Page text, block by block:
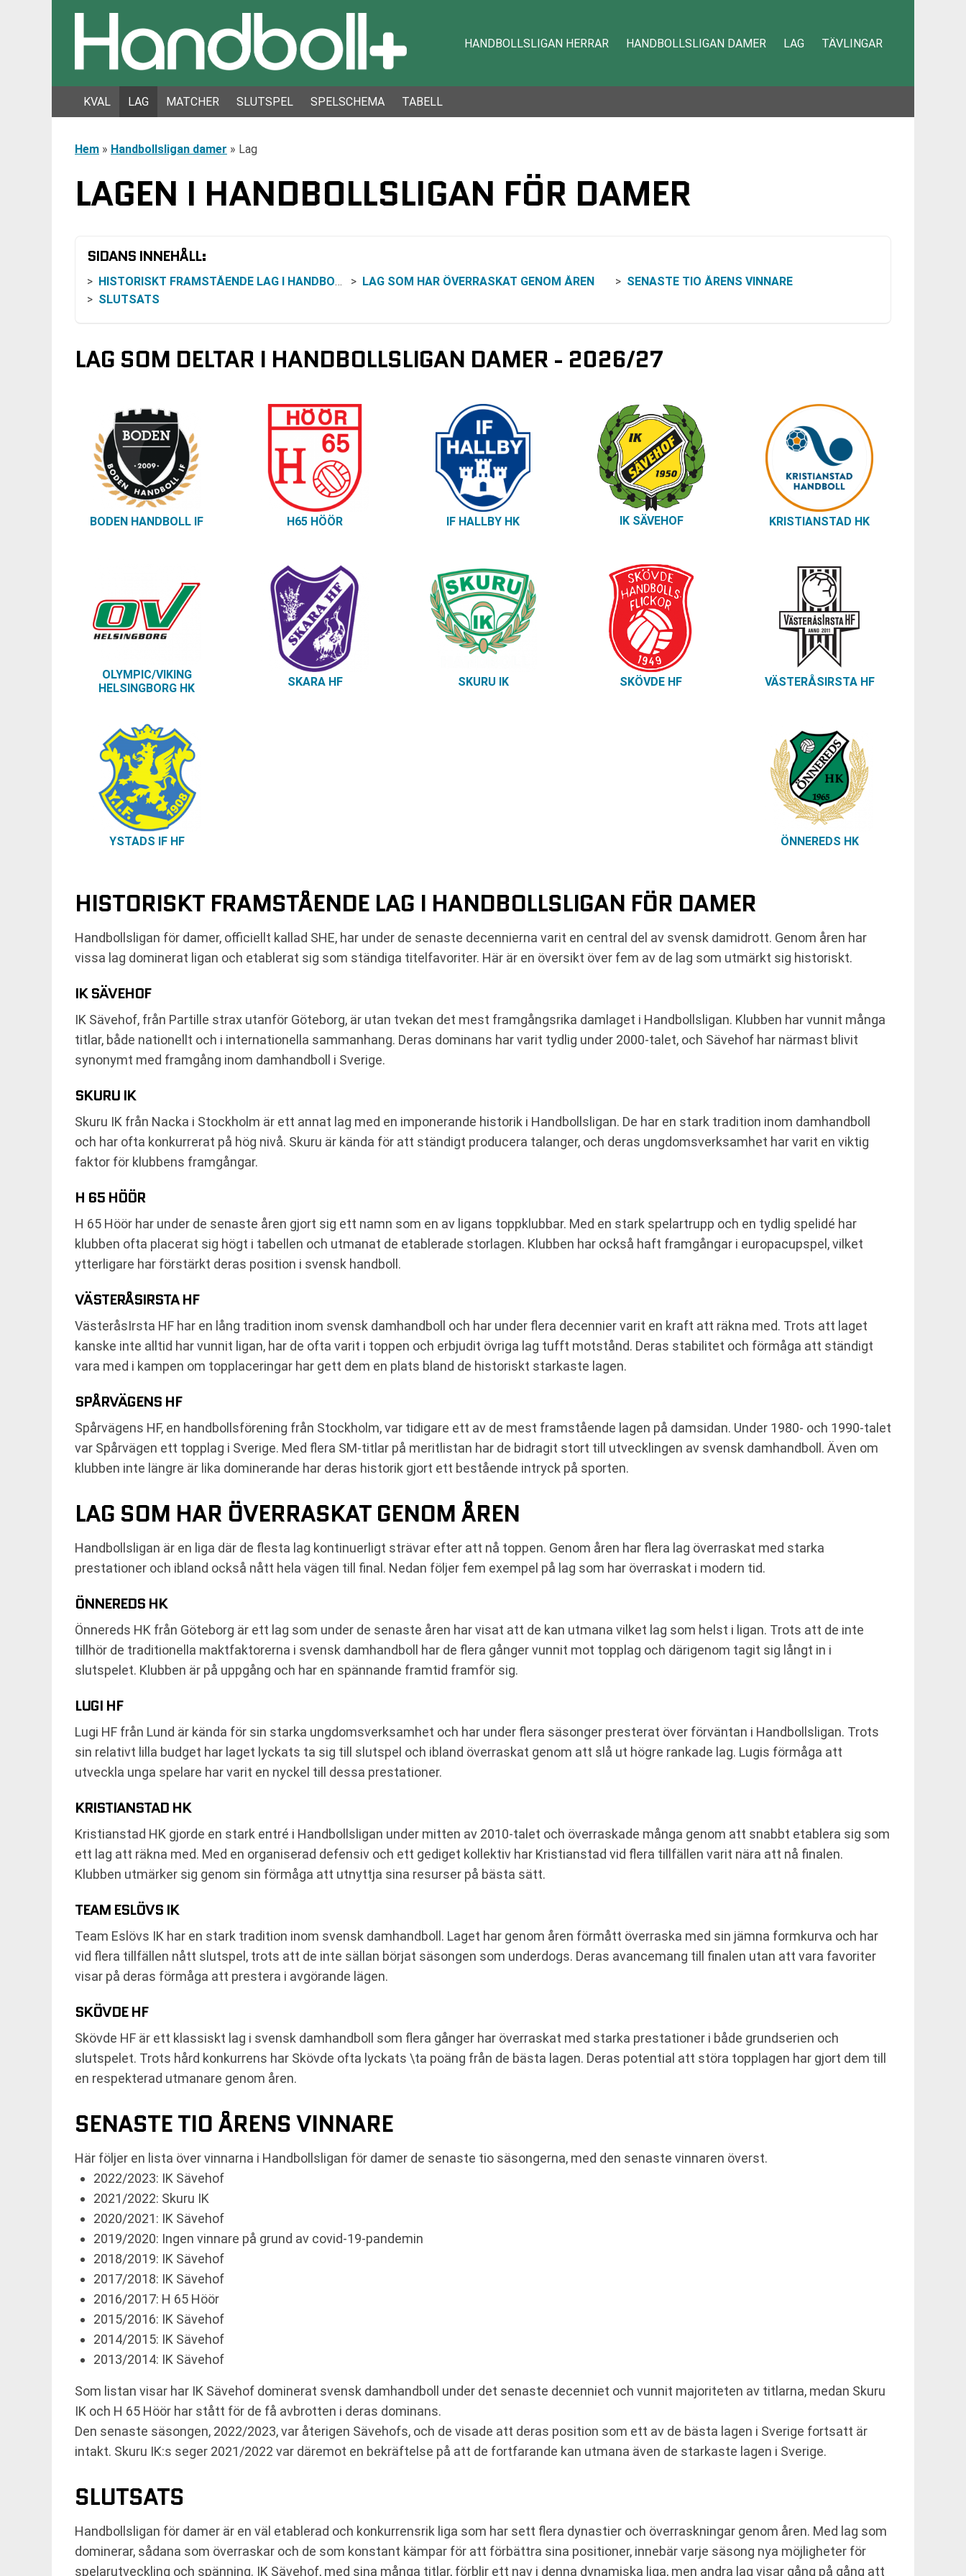
HANDBOLLSLIGAN HERRAR HANDBOLLSLIGAN DAMER LAG TÄVLINGAR
KVAL LAG MATCHER SLUTSPEL SPELSCHEMA TABELL
Hem » Handbollsligan damer » Lag
LAGEN I HANDBOLLSLIGAN FÖR DAMER
SIDANS INNEHÅLL:
HISTORISKT FRAMSTÅENDE LAG I HANDBOLLSLIGAN FÖR DAMER LAG SOM HAR ÖVERRASKAT GENOM ÅREN
SENASTE TIO ÅRENS VINNARE
SLUTSATS
LAG SOM DELTAR I HANDBOLLSLIGAN DAMER - 2026/27
BODEN HANDBOLL IF H65 HÖÖR IF HALLBY HK IK SÄVEHOF KRISTIANSTAD HK
OLYMPIC/VIKING
HELSINGBORG HK
SKARA HF SKURU IK SKÖVDE HF VÄSTERÅSIRSTA HF
YSTADS IF HF ÖNNEREDS HK
HISTORISKT FRAMSTÅENDE LAG I HANDBOLLSLIGAN FÖR DAMER
Handbollsligan för damer, officiellt kallad SHE, har under de senaste decennierna varit en central del av svensk damidrott. Genom åren har
vissa lag dominerat ligan och etablerat sig som ständiga titelfavoriter. Här är en översikt över fem av de lag som utmärkt sig historiskt.
IK SÄVEHOF
IK Sävehof, från Partille strax utanför Göteborg, är utan tvekan det mest framgångsrika damlaget i Handbollsligan. Klubben har vunnit många
titlar, både nationellt och i internationella sammanhang. Deras dominans har varit tydlig under 2000-talet, och Sävehof har närmast blivit
synonymt med framgång inom damhandboll i Sverige.
SKURU IK
Skuru IK från Nacka i Stockholm är ett annat lag med en imponerande historik i Handbollsligan. De har en stark tradition inom damhandboll
och har ofta konkurrerat på hög nivå. Skuru är kända för att ständigt producera talanger, och deras ungdomsverksamhet har varit en viktig
faktor för klubbens framgångar.
H 65 HÖÖR
H 65 Höör har under de senaste åren gjort sig ett namn som en av ligans toppklubbar. Med en stark spelartrupp och en tydlig spelidé har
klubben ofta placerat sig högt i tabellen och utmanat de etablerade storlagen. Klubben har också haft framgångar i europacupspel, vilket
ytterligare har förstärkt deras position i svensk handboll.
VÄSTERÅSIRSTA HF
VästeråsIrsta HF har en lång tradition inom svensk damhandboll och har under flera decennier varit en kraft att räkna med. Trots att laget
kanske inte alltid har vunnit ligan, har de ofta varit i toppen och erbjudit övriga lag tufft motstånd. Deras stabilitet och förmåga att ständigt
vara med i kampen om topplaceringar har gett dem en plats bland de historiskt starkaste lagen.
SPÅRVÄGENS HF
Spårvägens HF, en handbollsförening från Stockholm, var tidigare ett av de mest framstående lagen på damsidan. Under 1980- och 1990-talet
var Spårvägen ett topplag i Sverige. Med flera SM-titlar på meritlistan har de bidragit stort till utvecklingen av svensk damhandboll. Även om
klubben inte längre är lika dominerande har deras historik gjort ett bestående intryck på sporten.
LAG SOM HAR ÖVERRASKAT GENOM ÅREN
Handbollsligan är en liga där de flesta lag kontinuerligt strävar efter att nå toppen. Genom åren har flera lag överraskat med starka
prestationer och ibland också nått hela vägen till final. Nedan följer fem exempel på lag som har överraskat i modern tid.
ÖNNEREDS HK
Önnereds HK från Göteborg är ett lag som under de senaste åren har visat att de kan utmana vilket lag som helst i ligan. Trots att de inte
tillhör de traditionella maktfaktorerna i svensk damhandboll har de flera gånger vunnit mot topplag och därigenom tagit sig långt in i
slutspelet. Klubben är på uppgång och har en spännande framtid framför sig.
LUGI HF
Lugi HF från Lund är kända för sin starka ungdomsverksamhet och har under flera säsonger presterat över förväntan i Handbollsligan. Trots
sin relativt lilla budget har laget lyckats ta sig till slutspel och ibland överraskat genom att slå ut högre rankade lag. Lugis förmåga att
utveckla unga spelare har varit en nyckel till dessa prestationer.
KRISTIANSTAD HK
Kristianstad HK gjorde en stark entré i Handbollsligan under mitten av 2010-talet och överraskade många genom att snabbt etablera sig som
ett lag att räkna med. Med en organiserad defensiv och ett gediget kollektiv har Kristianstad vid flera tillfällen varit nära att nå finalen.
Klubben utmärker sig genom sin förmåga att utnyttja sina resurser på bästa sätt.
TEAM ESLÖVS IK
Team Eslövs IK har en stark tradition inom svensk damhandboll. Laget har genom åren förmått överraska med sin jämna formkurva och har
vid flera tillfällen nått slutspel, trots att de inte sällan börjat säsongen som underdogs. Deras avancemang till finalen utan att vara favoriter
visar på deras förmåga att prestera i avgörande lägen.
SKÖVDE HF
Skövde HF är ett klassiskt lag i svensk damhandboll som flera gånger har överraskat med starka prestationer i både grundserien och
slutspelet. Trots hård konkurrens har Skövde ofta lyckats \ta poäng från de bästa lagen. Deras potential att störa topplagen har gjort dem till
en respekterad utmanare genom åren.
SENASTE TIO ÅRENS VINNARE
Här följer en lista över vinnarna i Handbollsligan för damer de senaste tio säsongerna, med den senaste vinnaren överst.
2022/2023: IK Sävehof
2021/2022: Skuru IK
2020/2021: IK Sävehof
2019/2020: Ingen vinnare på grund av covid-19-pandemin
2018/2019: IK Sävehof
2017/2018: IK Sävehof
2016/2017: H 65 Höör
2015/2016: IK Sävehof
2014/2015: IK Sävehof
2013/2014: IK Sävehof
Som listan visar har IK Sävehof dominerat svensk damhandboll under det senaste decenniet och vunnit majoriteten av titlarna, medan Skuru
IK och H 65 Höör har stått för de få avbrotten i deras dominans.
Den senaste säsongen, 2022/2023, var återigen Sävehofs, och de visade att deras position som ett av de bästa lagen i Sverige fortsatt är
intakt. Skuru IK:s seger 2021/2022 var däremot en bekräftelse på att de fortfarande kan utmana även de starkaste lagen i Sverige.
SLUTSATS
Handbollsligan för damer är en väl etablerad och konkurrensrik liga som har sett flera dynastier och överraskningar genom åren. Med lag som
dominerar, sådana som överraskar och de som konstant kämpar för att förbättra sina positioner, innebär varje säsong nya möjligheter för
spelarutveckling och spänning. IK Sävehof, med sina många titlar, förblir ett nav i denna dynamiska liga, men andra lag visar gång på gång att